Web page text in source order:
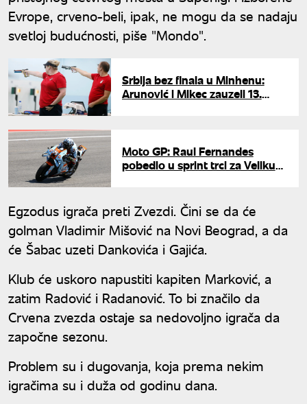
Evrope, crveno-beli, ipak, ne mogu da se nadaju
svetloj budućnosti, piše "Mondo".
Srbija bez finala u Minhenu:
Arunović i Mikec zauzeli 13.
Moto GP: Raul Fernandes
pobedio u sprint trci za Veliku
Egzodus igrača preti Zvezdi. Čini se da će
golman Vladimir Mišović na Novi Beograd, a da
će Šabac uzeti Dankovića i Gajića.
Klub će uskoro napustiti kapiten Marković, a
zatim Radović i Radanović. To bi značilo da
Crvena zvezda ostaje sa nedovoljno igrača da
započne sezonu.
Problem su i dugovanja, koja prema nekim
igračima su i duža od godinu dana.